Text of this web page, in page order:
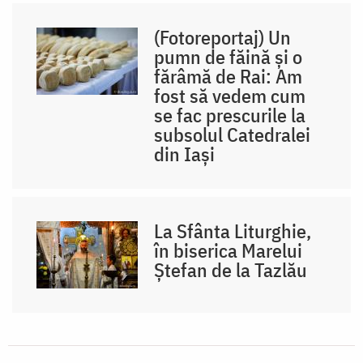
(Fotoreportaj) Un
pumn de făină și o
fărâmă de Rai: Am
fost să vedem cum
se fac prescurile la
subsolul Catedralei
din Iași
La Sfânta Liturghie,
în biserica Marelui
Ștefan de la Tazlău